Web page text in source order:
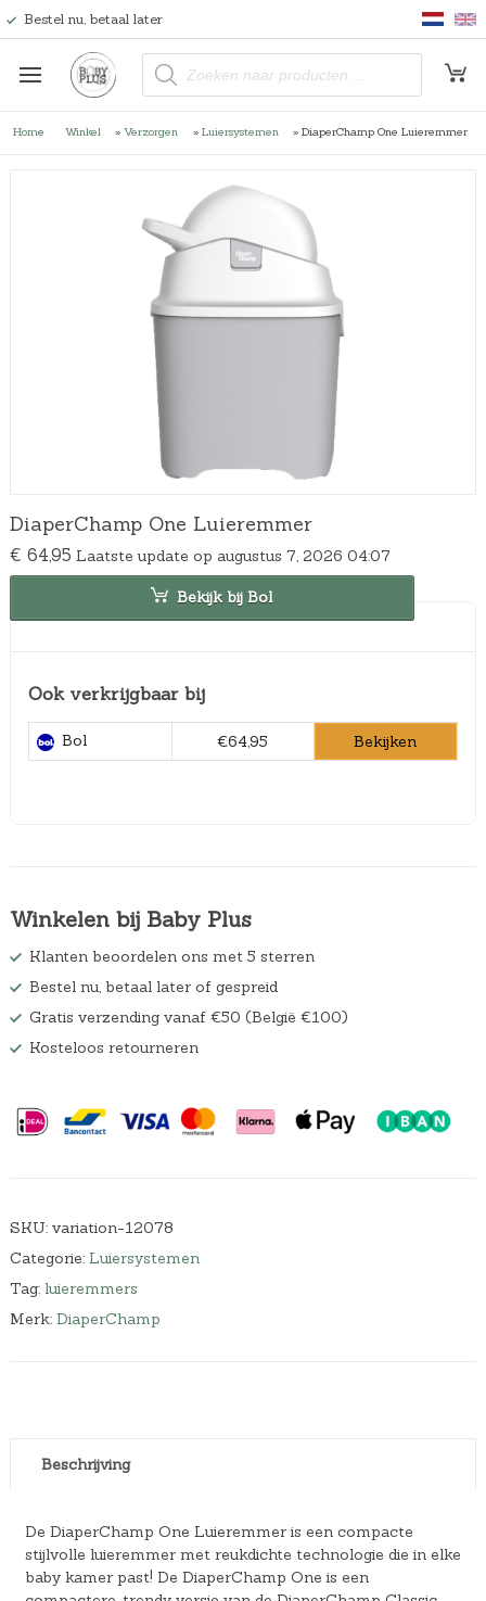
Bestel nu, betaal later
P
o
c
e
Home Winkel » Verzorgen » Luiersystemen » DiaperChamp One Luieremmer
DiaperChamp One Luieremmer
€ 64,95 Laatste update op augustus 7, 2026 04:07
Bekijk bij Bol
Ook verkrijgbaar bij
Bol €64,95 Bekijken
Winkelen bij Baby Plus
Klanten beoordelen ons met 5 sterren
Bestel nu, betaal later of gespreid
Gratis verzending vanaf €50 (België €100)
Kosteloos retourneren
SKU: variation-12078
Categorie: Luiersystemen
Tag: luieremmers
Merk: DiaperChamp
Beschrijving
De DiaperChamp One Luieremmer is een compacte
stijlvolle luieremmer met reukdichte technologie die in elke
baby kamer past! De DiaperChamp One is een